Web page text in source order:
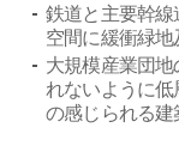
鉄道と主要幹
空間に緩衝緑
大規模産業団
れないように
の感じられる